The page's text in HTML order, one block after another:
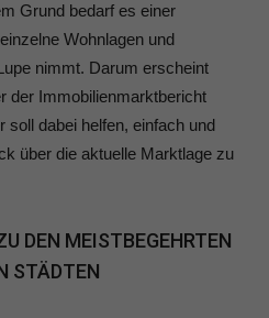
Grund bedarf es einer
Wohnlagen und
nimmt. Darum erscheint
der Immobilienmarktbericht
soll dabei helfen, einfach und
über die aktuelle Marktlage zu
DEN MEISTBEGEHRTEN
STÄDTEN